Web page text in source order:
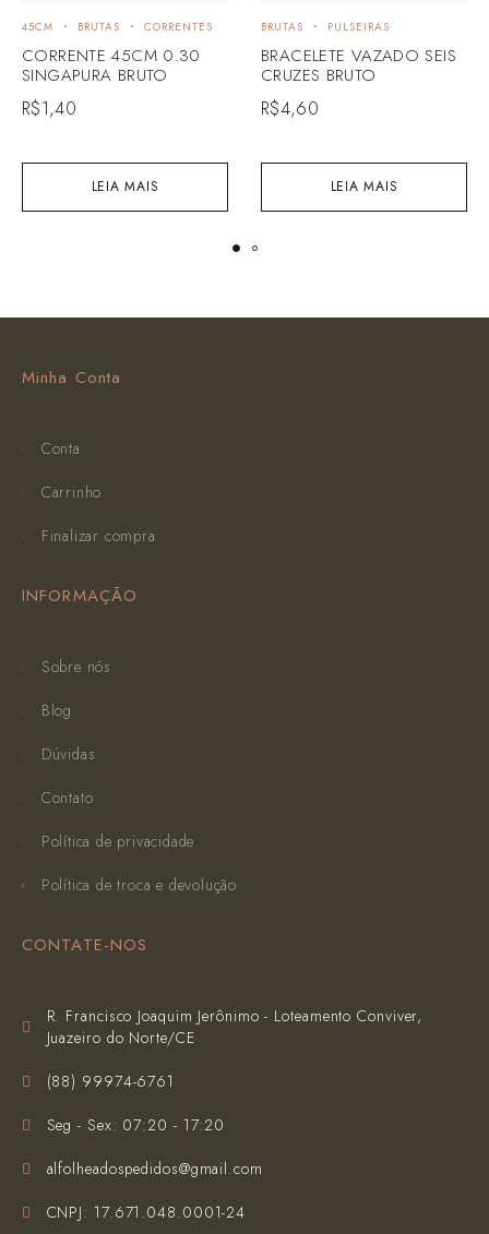
LEIA MAIS
45CM BRUTAS CORRENTES
CORRENTE 45CM 0.30
SINGAPURA BRUTO
R$1,40
LEIA MAIS
BRUTAS PULSEIRAS
BRACELETE VAZADO SEIS
CRUZES BRUTO
R$4,60
Minha Conta
Conta
Carrinho
Finalizar compra
INFORMAÇÃO
Sobre nós
Blog
Dúvidas
Contato
Política de privacidade
Política de troca e devolução
CONTATE-NOS
R. Francisco Joaquim Jerônimo - Loteamento Conviver,
Juazeiro do Norte/CE
(‪88) 99974-6761‬
Seg - Sex: 07:20 - 17:20
alfolheadospedidos@gmail.com
CNPJ: 17.671.048.0001-24